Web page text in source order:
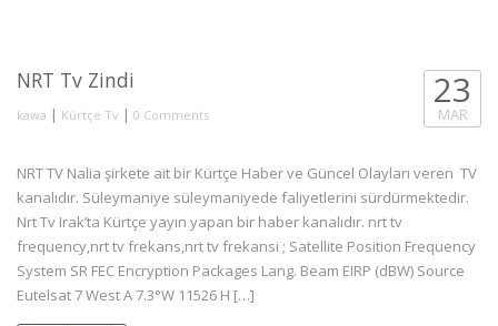
NRT Tv Zindi
kawa | Kürtçe Tv | 0 Comments
23
MAR
NRT TV Nalia şirkete ait bir Kürtçe Haber ve Güncel Olayları veren TV
kanalıdır. Süleymaniye süleymaniyede faliyetlerini sürdürmektedir.
Nrt Tv Irak’ta Kürtçe yayın yapan bir haber kanalıdır. nrt tv
frequency,nrt tv frekans,nrt tv frekansi ; Satellite Position Frequency
System SR FEC Encryption Packages Lang. Beam EIRP (dBW) Source
Eutelsat 7 West A 7.3°W 11526 H […]